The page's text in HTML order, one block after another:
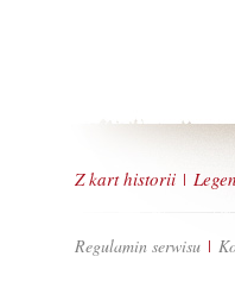
Z kart historii |
Regulamin serwisu |